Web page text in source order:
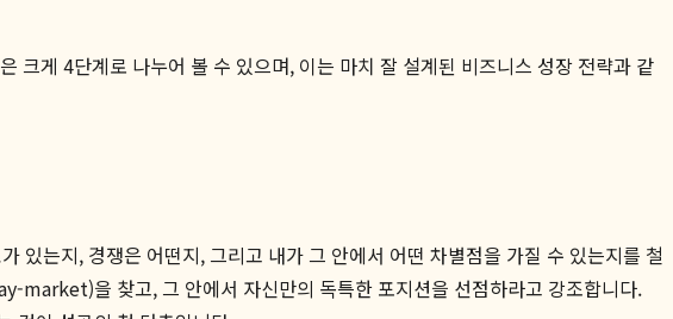
크게 4단계로 나누어 볼 수 있으며, 이는 마치 잘 설계된 비즈니스 성장 전략과 같
있는지, 경쟁은 어떤지, 그리고 내가 그 안에서 어떤 차별점을 가질 수 있는지를 철
market)을 찾고, 그 안에서 자신만의 독특한 포지션을 선점하라고 강조합니다.